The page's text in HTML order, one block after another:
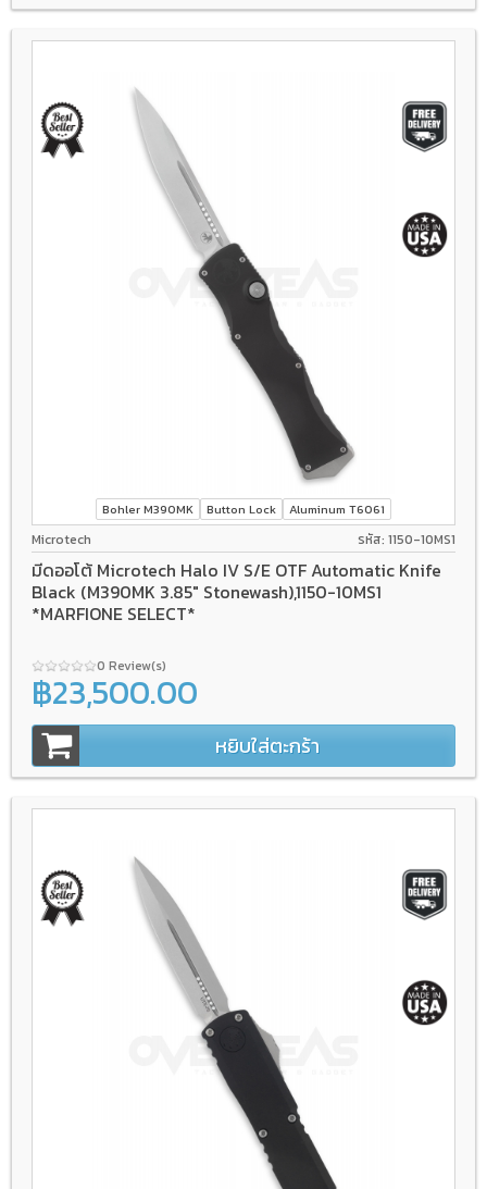
Bohler M390MK Button Lock Aluminum T6061
Microtech รหัส: 1150-10MS1
มีดออโต้ Microtech Halo IV S/E OTF Automatic Knife
Black (M390MK 3.85" Stonewash),1150-10MS1
*MARFIONE SELECT*
0 Review(s)
฿23,500.00
หยิบใส่ตะกร้า